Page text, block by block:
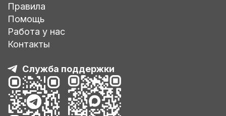
Правила
Помощь
Работа у нас
Контакты
Служба поддержки